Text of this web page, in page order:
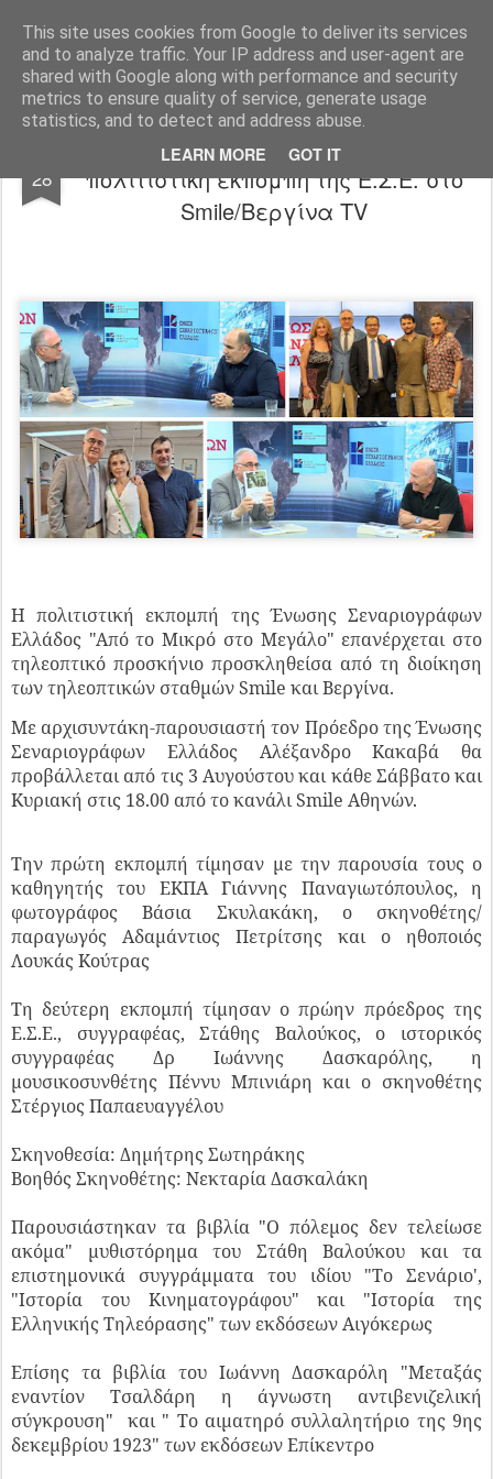
This site uses cookies from Google to deliver its services
and to analyze traffic. Your IP address and user-agent are
shared with Google along with performance and security
metrics to ensure quality of service, generate usage
statistics, and to detect and address abuse.
LEARN MORE GOT IT
"Ερασιτέχνες Άνθρωποι"
Blog Info DreamCity Φιλικά Sites
28
Από το Μικρό στο Μεγάλο: η
πολιτιστική εκπομπή της Ε.Σ.Ε. στο
Smile/Βεργίνα TV
Η πολιτιστική εκπομπή της Ένωσης Σεναριογράφων
Ελλάδος "Από το Μικρό στο Μεγάλο" επανέρχεται στο
τηλεοπτικό προσκήνιο προσκληθείσα από τη διοίκηση
των τηλεοπτικών σταθμών Smile και Βεργίνα.
Με αρχισυντάκη-παρουσιαστή τον Πρόεδρο της Ένωσης
Σεναριογράφων Ελλάδος Αλέξανδρο Κακαβά θα
προβάλλεται από τις 3 Αυγούστου και κάθε Σάββατο και
Κυριακή στις 18.00 από το κανάλι Smile Αθηνών.
Την πρώτη εκπομπή τίμησαν με την παρουσία τους ο
καθηγητής του ΕΚΠΑ Γιάννης Παναγιωτόπουλος, η
φωτογράφος Βάσια Σκυλακάκη, ο σκηνοθέτης/
παραγωγός Αδαμάντιος Πετρίτσης και ο ηθοποιός
Λουκάς Κούτρας
Τη δεύτερη εκπομπή τίμησαν ο πρώην πρόεδρος της
Ε.Σ.Ε., συγγραφέας, Στάθης Βαλούκος, ο ιστορικός
συγγραφέας Δρ Ιωάννης Δασκαρόλης, η
μουσικοσυνθέτης Πέννυ Μπινιάρη και ο σκηνοθέτης
Στέργιος Παπαευαγγέλου
Σκηνοθεσία: Δημήτρης Σωτηράκης
Βοηθός Σκηνοθέτης: Νεκταρία Δασκαλάκη
Παρουσιάστηκαν τα βιβλία "Ο πόλεμος δεν τελείωσε
ακόμα" μυθιστόρημα του Στάθη Βαλούκου και τα
επιστημονικά συγγράμματα του ιδίου "Το Σενάριο',
"Ιστορία του Κινηματογράφου" και "Ιστορία της
Ελληνικής Τηλεόρασης" των εκδόσεων Αιγόκερως
Επίσης τα βιβλία του Ιωάννη Δασκαρόλη "Μεταξάς
εναντίον Τσαλδάρη η άγνωστη αντιβενιζελική
σύγκρουση" και " Το αιματηρό συλλαλητήριο της 9ης
δεκεμβρίου 1923" των εκδόσεων Επίκεντρο